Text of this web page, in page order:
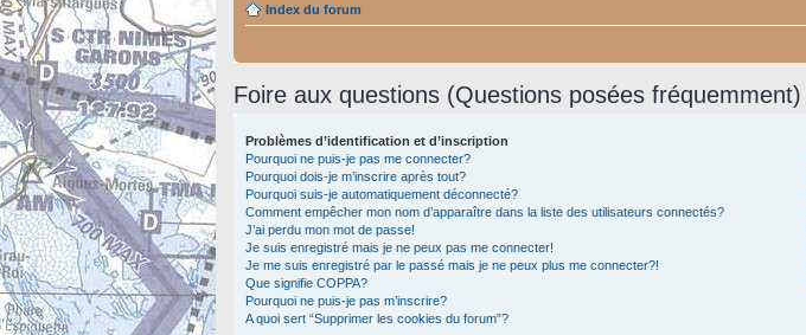
Index du forum
Foire aux questions (Questions posées fréquemment)
Problèmes d’identification et d’inscription
Pourquoi ne puis-je pas me connecter?
Pourquoi dois-je m’inscrire après tout?
Pourquoi suis-je automatiquement déconnecté?
Comment empêcher mon nom d’apparaître dans la liste des utilisateurs connectés?
J’ai perdu mon mot de passe!
Je suis enregistré mais je ne peux pas me connecter!
Je me suis enregistré par le passé mais je ne peux plus me connecter?!
Que signifie COPPA?
Pourquoi ne puis-je pas m’inscrire?
A quoi sert “Supprimer les cookies du forum”?